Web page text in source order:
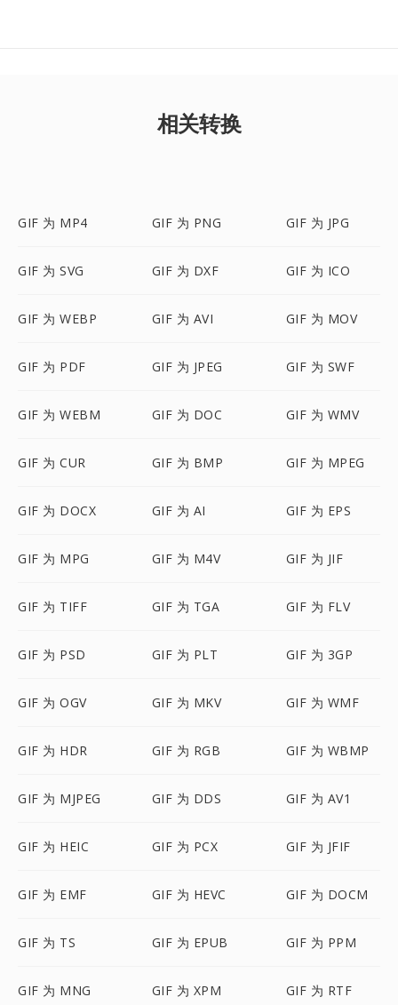
相关转换
GIF 为 MP4 GIF 为 PNG GIF 为 JPG
GIF 为 SVG GIF 为 DXF GIF 为 ICO
GIF 为 WEBP GIF 为 AVI GIF 为 MOV
GIF 为 PDF GIF 为 JPEG GIF 为 SWF
GIF 为 WEBM GIF 为 DOC GIF 为 WMV
GIF 为 CUR GIF 为 BMP GIF 为 MPEG
GIF 为 DOCX GIF 为 AI GIF 为 EPS
GIF 为 MPG GIF 为 M4V GIF 为 JIF
GIF 为 TIFF GIF 为 TGA GIF 为 FLV
GIF 为 PSD GIF 为 PLT GIF 为 3GP
GIF 为 OGV GIF 为 MKV GIF 为 WMF
GIF 为 HDR GIF 为 RGB GIF 为 WBMP
GIF 为 MJPEG GIF 为 DDS GIF 为 AV1
GIF 为 HEIC GIF 为 PCX GIF 为 JFIF
GIF 为 EMF GIF 为 HEVC GIF 为 DOCM
GIF 为 TS GIF 为 EPUB GIF 为 PPM
GIF 为 MNG GIF 为 XPM GIF 为 RTF